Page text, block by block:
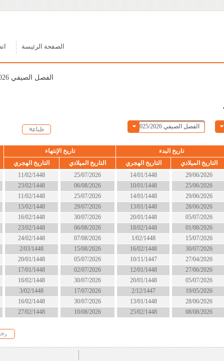
اتصل بنا
الحالة
التاريخ الهجري
التاريخ الميلادي
التاريخ الهجري
14/01/1448
10/01/1448
14/01/1448
13/01/1448
20/01/1448
18/02/1448
1/02/1448
16/02/1448
10/11/1447
12/01/1448
20/01/1448
2/12/1447
13/01/1448
25/02/1448
25/07/2026
06/08/2026
25/07/2026
29/07/2026
30/07/2026
06/08/2026
07/08/2026
15/08/2026
05/07/2026
02/07/2026
30/07/2026
17/07/2026
30/07/2026
10/08/2026
11/02/1448
23/02/1448
11/02/1448
15/02/1448
16/02/1448
23/02/1448
24/02/1448
2/03/1448
20/01/1448
17/01/1448
16/02/1448
3/02/1448
16/02/1448
27/02/1448